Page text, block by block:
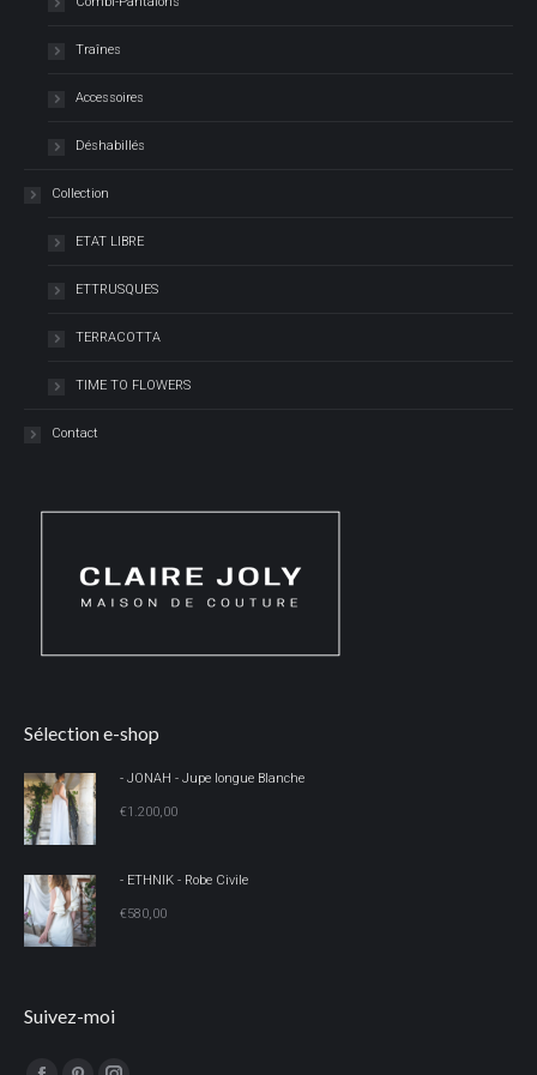
Traînes
Accessoires
Déshabillés
Collection
ETAT LIBRE
ETTRUSQUES
TERRACOTTA
TIME TO FLOWERS
Contact
Sélection e-shop
- JONAH - Jupe longue Blanche
€1.200,00
- ETHNIK - Robe Civile
€580,00
Suivez-moi
Trouvez nous sur :